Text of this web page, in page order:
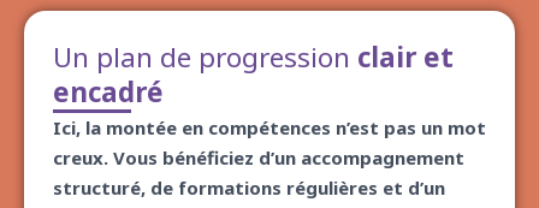
Un plan de progression clair et
encadré
Ici, la montée en compétences n’est pas un mot
creux. Vous bénéficiez d’un accompagnement
structuré, de formations régulières et d’un